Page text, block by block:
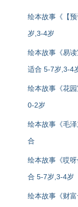
绘本故事《【
岁,3-4岁
绘本故事《易
适合 5-7岁,3-4
绘本故事《花
0-2岁
绘本故事《毛
合
绘本故事《哎
合 5-7岁,3-4岁
绘本故事《财